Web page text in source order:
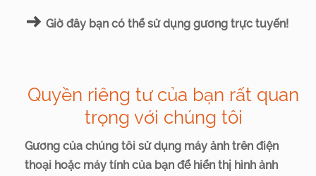
Giờ đây bạn có thể sử dụng gương trực tuyến!
Quyền riêng tư của bạn rất quan
trọng với chúng tôi
Gương của chúng tôi sử dụng máy ảnh trên điện
thoại hoặc máy tính của bạn để hiển thị hình ảnh